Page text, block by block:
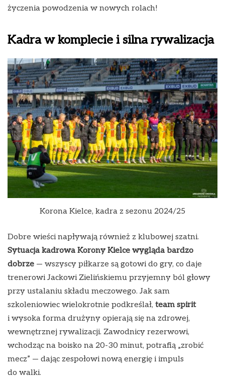
życzenia powodzenia w nowych rolach!
Kadra w komplecie i silna rywalizacja
Korona Kielce, kadra z sezonu 2024/25
Dobre wieści napływają również z klubowej szatni.
Sytuacja kadrowa Korony Kielce wygląda bardzo
dobrze — wszyscy piłkarze są gotowi do gry, co daje
trenerowi Jackowi Zielińskiemu przyjemny ból głowy
przy ustalaniu składu meczowego. Jak sam
szkoleniowiec wielokrotnie podkreślał, team spirit
i wysoka forma drużyny opierają się na zdrowej,
wewnętrznej rywalizacji. Zawodnicy rezerwowi,
wchodząc na boisko na 20-30 minut, potrafią „zrobić
mecz” — dając zespołowi nową energię i impuls
do walki.